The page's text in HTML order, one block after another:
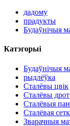
дадому
прадукты
Будаўнічыя
Катэгорыі
Будаўнічыя
рыдлёўка
Сталёвы цвік
Сталёвы дрот
Сталёвыя
Сталёвая
Зварачныя